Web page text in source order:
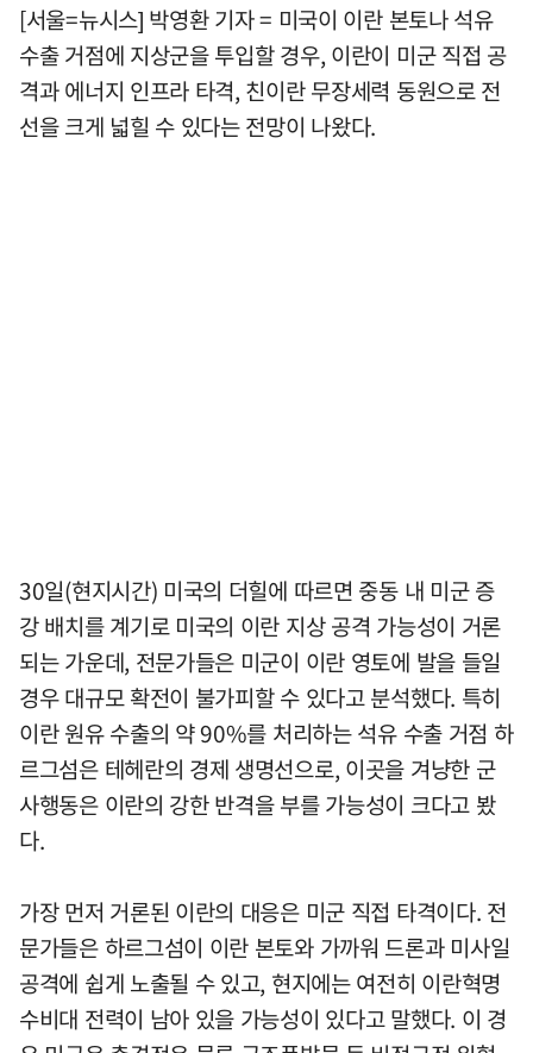
[서울=뉴시스] 박영환 기자 = 미국이 이란 본토나 석유
수출 거점에 지상군을 투입할 경우, 이란이 미군 직접 공
격과 에너지 인프라 타격, 친이란 무장세력 동원으로 전
선을 크게 넓힐 수 있다는 전망이 나왔다.
30일(현지시간) 미국의 더힐에 따르면 중동 내 미군 증
강 배치를 계기로 미국의 이란 지상 공격 가능성이 거론
되는 가운데, 전문가들은 미군이 이란 영토에 발을 들일
경우 대규모 확전이 불가피할 수 있다고 분석했다. 특히
이란 원유 수출의 약 90%를 처리하는 석유 수출 거점 하
르그섬은 테헤란의 경제 생명선으로, 이곳을 겨냥한 군
사행동은 이란의 강한 반격을 부를 가능성이 크다고 봤
다.
가장 먼저 거론된 이란의 대응은 미군 직접 타격이다. 전
문가들은 하르그섬이 이란 본토와 가까워 드론과 미사일
공격에 쉽게 노출될 수 있고, 현지에는 여전히 이란혁명
수비대 전력이 남아 있을 가능성이 있다고 말했다. 이 경